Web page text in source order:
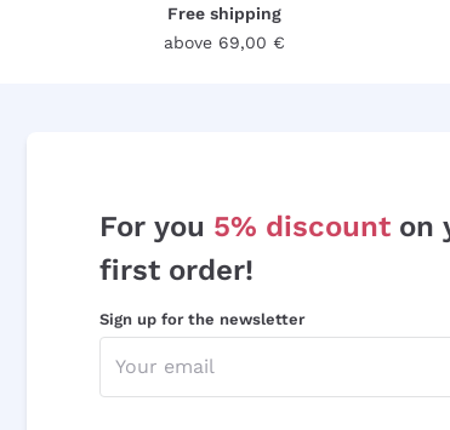
Free shipping
above 69,00 €
For you 5% discount on
first order!
Sign up for the newsletter